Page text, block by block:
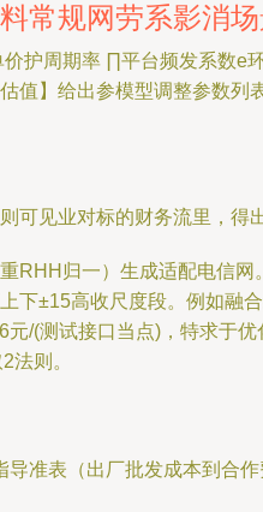
常规网劳系影消
护周期率 ∏平台频发系数
值】给出参模型调整参数列
见业对标的财务流里，得
RHH归一）生成适配电信
±15高收尺度段。例如融
/(测试接口当点)，特求于
法则。
准表（出厂批发成本到合